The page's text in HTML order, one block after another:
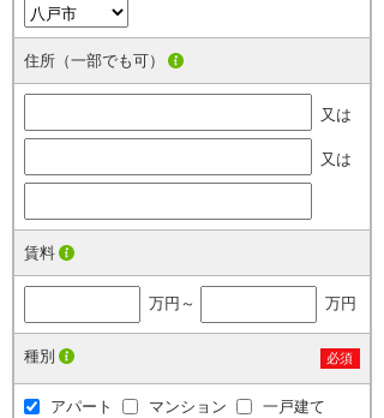
住所（一部でも可）
又は
又は
賃料
万円～ 万円
種別 必須
アパート マンション
一戸建て